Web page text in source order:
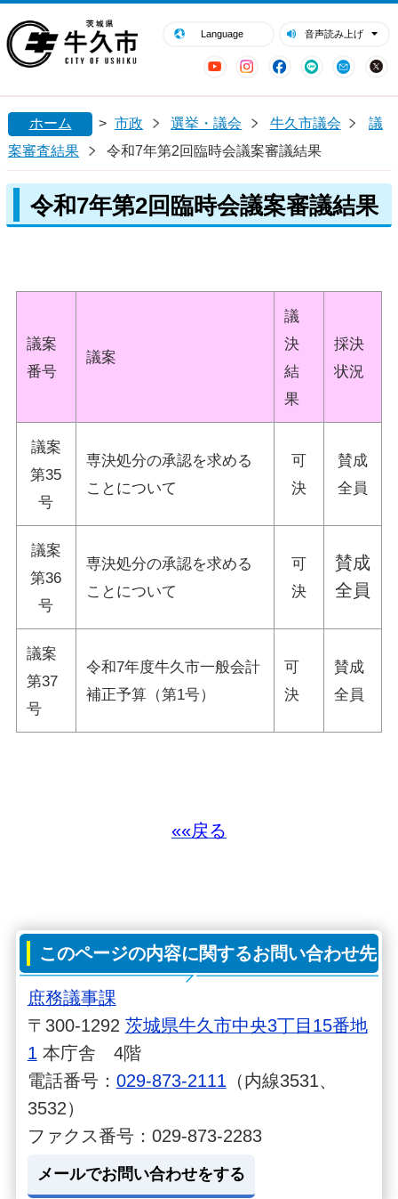
Language 音声読み上げ
YouTubeInstagram
Facebook
LINE Mail
閉じる
ホーム > 市政 選挙・議会 牛久市議会
議
案審査結果
令和7年第2回臨時会議案審議結果
令和7年第2回臨時会議案審議結果
議案
番号
議案
議
決
結
果
採決
状況
議案
第35
号
専決処分の承認を求める
ことについて
可
決
賛成
全員
議案
第36
号
専決処分の承認を求める
ことについて
可
決
賛成
全員
議案
第37
号
令和7年度牛久市一般会計
補正予算（第1号）
可
決
賛成
全員
««戻る
このページの内容に関するお問い合わせ先
庶務議事課
〒300-1292 茨城県牛久市中央3丁目15番地
1本庁舎 4階
電話番号： 029-873-2111（内線3531、
3532）
ファクス番号：029-873-2283
メールでお問い合わせをする